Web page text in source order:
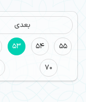
بعدی
53 54
55
70